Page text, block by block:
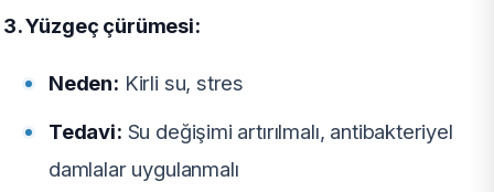
3. Yüzgeç çürümesi:
Neden: Kirli su, stres
Tedavi: Su değişimi artırılmalı, antibakteriyel
damlalar uygulanmalı